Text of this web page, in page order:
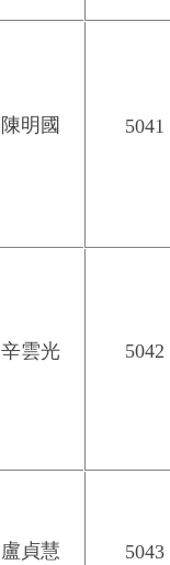
陳明國 5041
辛雲光 5042
盧貞慧 5043